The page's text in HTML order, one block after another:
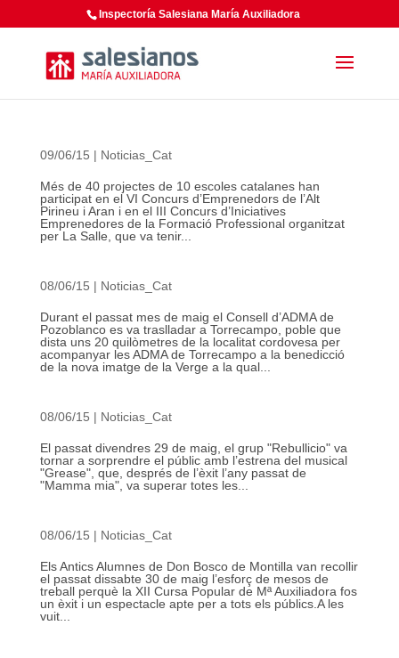
Inspectoría Salesiana María Auxiliadora
09/06/15 | Noticias_Cat
Més de 40 projectes de 10 escoles catalanes han
participat en el VI Concurs d’Emprenedors de l’Alt
Pirineu i Aran i en el III Concurs d’Iniciatives
Emprenedores de la Formació Professional organitzat
per La Salle, que va tenir...
08/06/15 | Noticias_Cat
Durant el passat mes de maig el Consell d’ADMA de
Pozoblanco es va traslladar a Torrecampo, poble que
dista uns 20 quilòmetres de la localitat cordovesa per
acompanyar les ADMA de Torrecampo a la benedicció
de la nova imatge de la Verge a la qual...
08/06/15 | Noticias_Cat
El passat divendres 29 de maig, el grup "Rebullicio" va
tornar a sorprendre el públic amb l’estrena del musical
"Grease", que, després de l’èxit l’any passat de
"Mamma mia", va superar totes les...
08/06/15 | Noticias_Cat
Els Antics Alumnes de Don Bosco de Montilla van recollir
el passat dissabte 30 de maig l’esforç de mesos de
treball perquè la XII Cursa Popular de Mª Auxiliadora fos
un èxit i un espectacle apte per a tots els públics.A les
vuit...